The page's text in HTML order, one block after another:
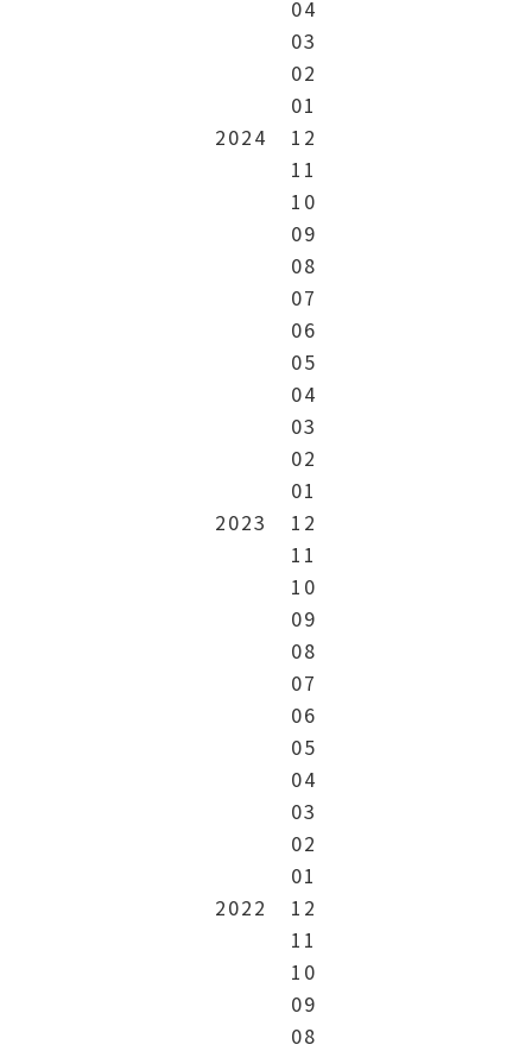
04
03
02
01
2024
12
11
10
09
08
07
06
05
04
03
02
01
2023
12
11
10
09
08
07
06
05
04
03
02
01
2022
12
11
10
09
08